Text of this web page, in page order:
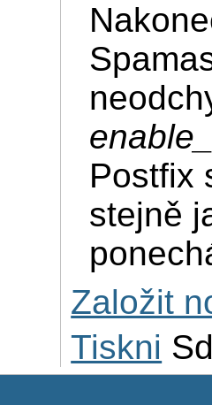
Postfix
stejně
Založit
Tiskni